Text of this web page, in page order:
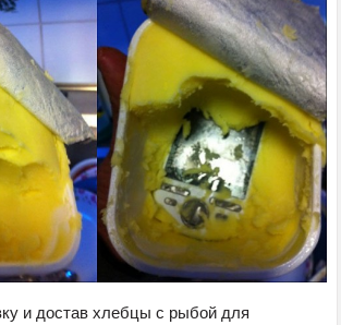
и достав хлебцы с рыбой для